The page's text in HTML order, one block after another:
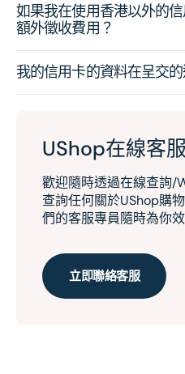
如果我在使用香港以外的
額外徵收費用？
我的信用卡的資料在呈交
UShop在線客服
歡迎隨時透過在線查詢/
查詢任何關於UShop購
們的客服專員隨時為你效
立即聯絡客服